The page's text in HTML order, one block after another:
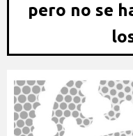
pero no se